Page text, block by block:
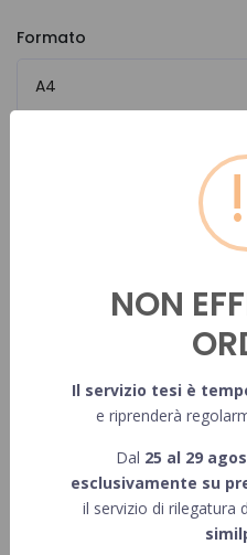
Formato
Inserisci il numero di pagine in
Numero pagine a colori
Inserisci il numero di pagine a
NON
Il servizio tesi è
e riprenderà
Dal 25 al 29
esclusivamente su
il servizio di rilegatura